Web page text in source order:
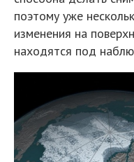
поэтому уже
изменения на
находятся под